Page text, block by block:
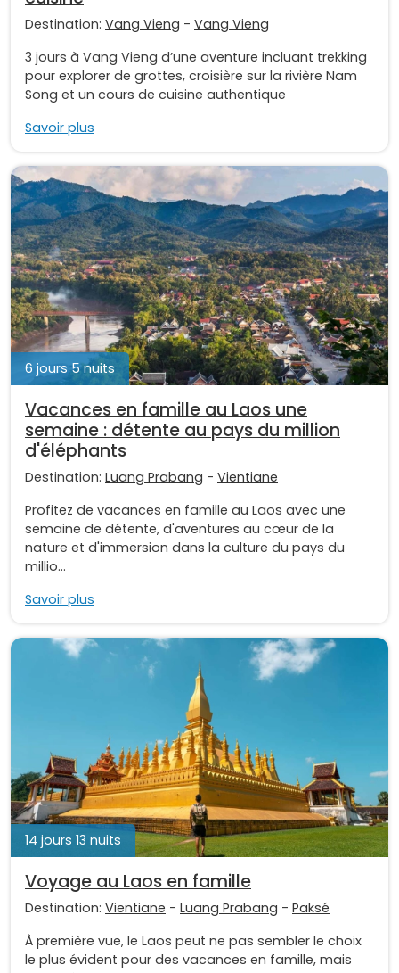
Destination: Vang Vieng - Vang Vieng
3 jours à Vang Vieng d’une aventure incluant trekking
pour explorer de grottes, croisière sur la rivière Nam
Song et un cours de cuisine authentique
Savoir plus
6 jours 5 nuits
Vacances en famille au Laos une
semaine : détente au pays du million
d'éléphants
Destination: Luang Prabang - Vientiane
Profitez de vacances en famille au Laos avec une
semaine de détente, d'aventures au cœur de la
nature et d'immersion dans la culture du pays du
millio...
Savoir plus
14 jours 13 nuits
Voyage au Laos en famille
Destination: Vientiane - Luang Prabang - Paksé
À première vue, le Laos peut ne pas sembler le choix
le plus évident pour des vacances en famille, mais